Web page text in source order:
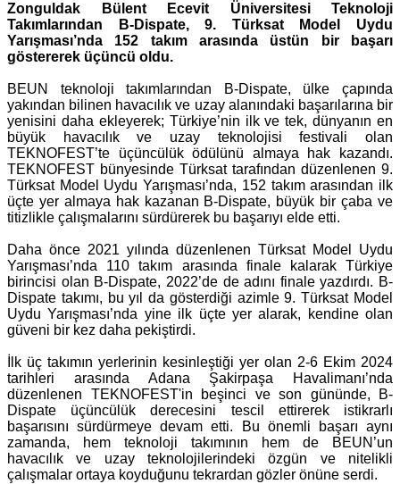
Zonguldak Bülent Ecevit Üniversitesi Teknoloji
Takımlarından B-Dispate, 9. Türksat Model Uydu
Yarışması’nda 152 takım arasında üstün bir başarı
göstererek üçüncü oldu.
BEUN teknoloji takımlarından B-Dispate, ülke çapında
yakından bilinen havacılık ve uzay alanındaki başarılarına bir
yenisini daha ekleyerek; Türkiye’nin ilk ve tek, dünyanın en
büyük havacılık ve uzay teknolojisi festivali olan
TEKNOFEST’te üçüncülük ödülünü almaya hak kazandı.
TEKNOFEST bünyesinde Türksat tarafından düzenlenen 9.
Türksat Model Uydu Yarışması’nda, 152 takım arasından ilk
üçte yer almaya hak kazanan B-Dispate, büyük bir çaba ve
titizlikle çalışmalarını sürdürerek bu başarıyı elde etti.
Daha önce 2021 yılında düzenlenen Türksat Model Uydu
Yarışması’nda 110 takım arasında finale kalarak Türkiye
birincisi olan B-Dispate, 2022’de de adını finale yazdırdı. B-
Dispate takımı, bu yıl da gösterdiği azimle 9. Türksat Model
Uydu Yarışması’nda yine ilk üçte yer alarak, kendine olan
güveni bir kez daha pekiştirdi.
İlk üç takımın yerlerinin kesinleştiği yer olan 2-6 Ekim 2024
tarihleri arasında Adana Şakirpaşa Havalimanı’nda
düzenlenen TEKNOFEST'in beşinci ve son gününde, B-
Dispate üçüncülük derecesini tescil ettirerek istikrarlı
başarısını sürdürmeye devam etti. Bu önemli başarı aynı
zamanda, hem teknoloji takımının hem de BEUN’un
havacılık ve uzay teknolojilerindeki özgün ve nitelikli
çalışmalar ortaya koyduğunu tekrardan gözler önüne serdi.